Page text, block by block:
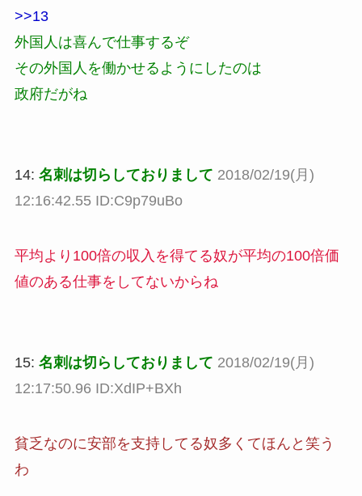
>>13
外国人は喜んで仕事するぞ
その外国人を働かせるようにしたのは
政府だがね
14: 名刺は切らしておりまして 2018/02/19(月)
12:16:42.55 ID:C9p79uBo
平均より100倍の収入を得てる奴が平均の100倍価
値のある仕事をしてないからね
15: 名刺は切らしておりまして 2018/02/19(月)
12:17:50.96 ID:XdIP+BXh
貧乏なのに安部を支持してる奴多くてほんと笑う
わ